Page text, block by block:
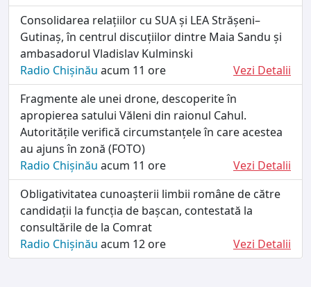
Consolidarea relațiilor cu SUA și LEA Strășeni–
Gutinaș, în centrul discuțiilor dintre Maia Sandu și
ambasadorul Vladislav Kulminski
Radio Chișinău acum 11 ore
Vezi Detalii
Fragmente ale unei drone, descoperite în
apropierea satului Văleni din raionul Cahul.
Autoritățile verifică circumstanțele în care acestea
au ajuns în zonă (FOTO)
Radio Chișinău acum 11 ore
Vezi Detalii
Obligativitatea cunoașterii limbii române de către
candidații la funcția de bașcan, contestată la
consultările de la Comrat
Radio Chișinău acum 12 ore Vezi Detalii